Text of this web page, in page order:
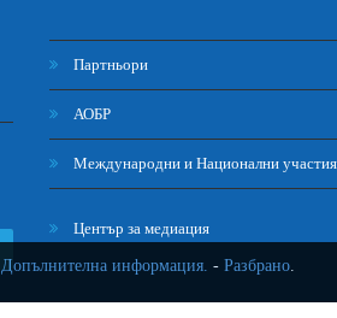
Допълнителна информация. - Разбрано.
Партньори
АОБР
Международни и Национални участия
Център за медиация